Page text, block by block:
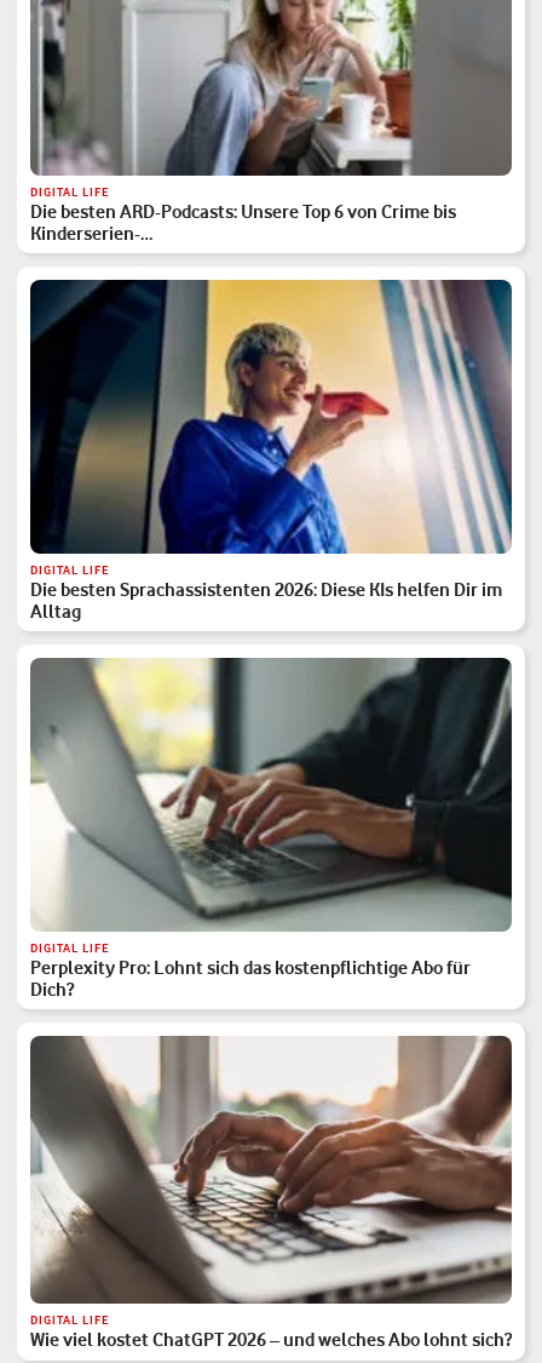
DIGITAL LIFE
Die besten ARD-Podcasts: Unsere Top 6 von Crime bis
Kinderserien-…
DIGITAL LIFE
Die besten Sprachassistenten 2026: Diese KIs helfen Dir im
Alltag
DIGITAL LIFE
Perplexity Pro: Lohnt sich das kostenpflichtige Abo für
Dich?
DIGITAL LIFE
Wie viel kostet ChatGPT 2026 – und welches Abo lohnt sich?